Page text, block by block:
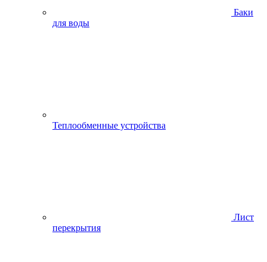
Баки
для воды
Теплообменные устройства
Лист
перекрытия